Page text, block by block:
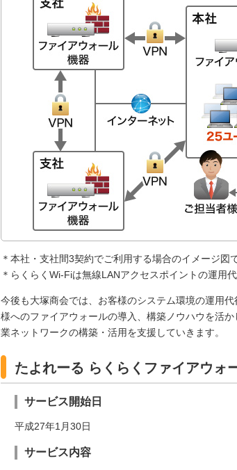
＊本社・支社間3契約でご利用する場合のイメージ図で
＊らくらくWi-Fiは無線LANアクセスポイントの運用
今後も大塚商会では、お客様のシステム環境の運用
様へのファイアウォールの導入、構築ノウハウを活
業ネットワークの構築・活用を支援していきます。
たよれーる らくらくファイアウォ
サービス開始日
平成27年1月30日
サービス内容